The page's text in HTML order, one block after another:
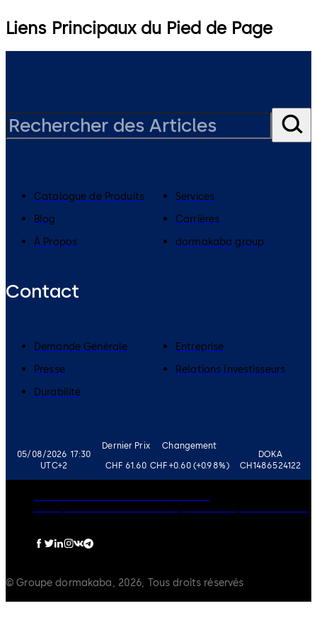
Liens Principaux du Pied de Page
05/08/2026 17:30
UTC+2
Dernier Prix
CHF 61.60
Changement
CHF +0.60 (+0.98%)
DOKA
CH1486524122
Catalogue de Produits
Services
Blog
Carrières
À Propos
dormakaba group
Contact
Demande Générale
Entreprise
Presse
Relations Investisseurs
Durabilité
© Groupe dormakaba, 2026, Tous droits réservés